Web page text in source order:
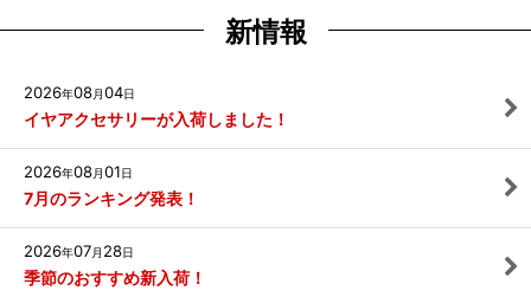
新情報
2026年08月04日
イヤアクセサリーが入荷しました！
2026年08月01日
7月のランキング発表！
2026年07月 28日
季節のおすすめ新入荷！